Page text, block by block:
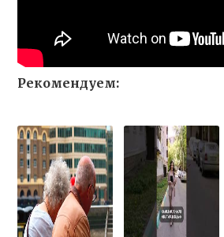
Рекомендуем: